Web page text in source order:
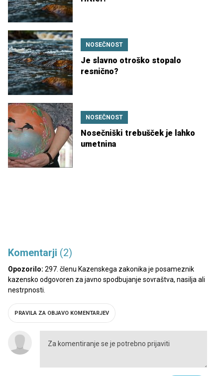
NOSEČNOST
Je slavno otroško stopalo
resnično?
NOSEČNOST
Nosečniški trebušček je lahko
umetnina
Komentarji (2)
Opozorilo: 297. členu Kazenskega zakonika je posameznik
kazensko odgovoren za javno spodbujanje sovraštva, nasilja ali
nestrpnosti.
PRAVILA ZA OBJAVO KOMENTARJEV